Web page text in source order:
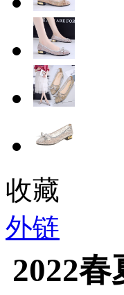
收藏
外链
2022